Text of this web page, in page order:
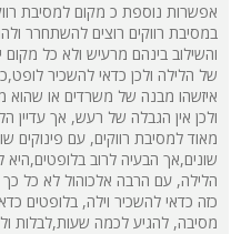
אפשרות נוספת כ מקום למסיבת
במסיבת רווקים רוצים להשתחרר
והשילוב בינהם מרעיש ולא כל
של הלילה ולכן כדאי להשכיר
איזשהו מבנה של משרדים או שהוא
ולכן אין הגבלה של רעש, אך עדיין
מאוד למסיבת רווקים, עם פינוקים
שונים,אך הבעיה לרוב בלופטים,היא
הלילה, עם הרבה אלכוהול לא כל
כזה כדאי להשכיר וילה, בלופטים
מסיבה, להגיע לכמה שעות,לבלות